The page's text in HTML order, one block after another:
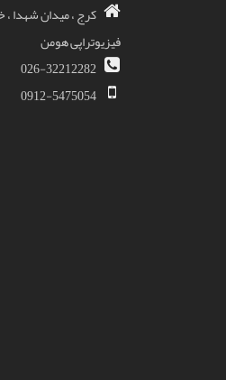
کرج ، میدان شهدا ،
فیزیوتراپی هومن
026-32212282
0912-5475054